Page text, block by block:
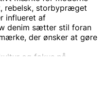
rebelsk, storbypræget
influeret af
denim sætter stil foran
der ønsker at gøre
og fokus på
jeans og denimtøj, der
Neuw til et oplagt valg